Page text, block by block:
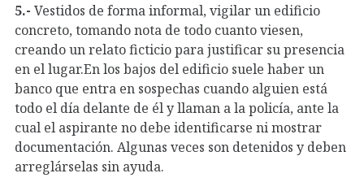
5.- Vestidos de forma informal, vigilar un edificio
concreto, tomando nota de todo cuanto viesen,
creando un relato ficticio para justificar su presencia
en el lugar.En los bajos del edificio suele haber un
banco que entra en sospechas cuando alguien está
todo el día delante de él y llaman a la policía, ante la
cual el aspirante no debe identificarse ni mostrar
documentación. Algunas veces son detenidos y deben
arreglárselas sin ayuda.